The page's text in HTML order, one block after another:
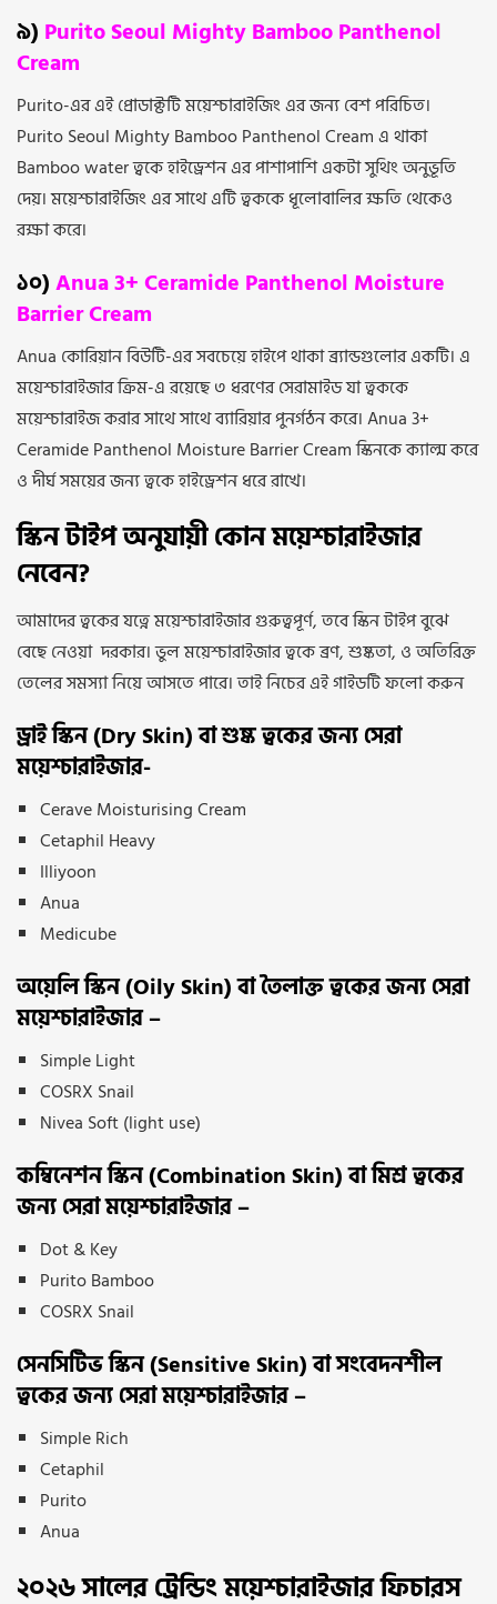
৯) Purito Seoul Mighty Bamboo Panthenol
Cream
Purito-এর এই প্রোডাক্টটি ময়েশ্চারাইজিং এর জন্য বেশ পরিচিত।
Purito Seoul Mighty Bamboo Panthenol Cream এ থাকা
Bamboo water ত্বকে হাইড্রেশন এর পাশাপাশি একটা সুথিং অনুভূতি
দেয়। ময়েশ্চারাইজিং এর সাথে এটি ত্বককে ধূলোবালির ক্ষতি থেকেও
রক্ষা করে।
১০)Anua 3+ Ceramide Panthenol Moisture
Barrier Cream
Anua কোরিয়ান বিউটি-এর সবচেয়ে হাইপে থাকা ব্র্যান্ডগুলোর একটি। এ
ময়েশ্চারাইজার ক্রিম-এ রয়েছে ৩ ধরণের সেরামাইড যা ত্বককে
ময়েশ্চারাইজ করার সাথে সাথে ব্যারিয়ার পুনর্গঠন করে। Anua 3+
Ceramide Panthenol Moisture Barrier Cream স্কিনকে ক্যাল্ম করে
ও দীর্ঘ সময়ের জন্য ত্বকে হাইড্রেশন ধরে রাখে।
স্কিন টাইপ অনুযায়ী কোন ময়েশ্চারাইজার
নেবেন?
আমাদের ত্বকের যত্নে ময়েশ্চারাইজার গুরুত্বপূর্ণ, তবে স্কিন টাইপ বুঝে
বেছে নেওয়া দরকার। ভুল ময়েশ্চারাইজার ত্বকে ব্রণ, শুষ্কতা, ও অতিরিক্ত
তেলের সমস্যা নিয়ে আসতে পারে। তাই নিচের এই গাইডটি ফলো করুন
ড্রাই স্কিন (Dry Skin) বা শুষ্ক ত্বকের জন্য সেরা
ময়েশ্চারাইজার-
Cerave Moisturising Cream
Cetaphil Heavy
Illiyoon
Anua
Medicube
অয়েলি স্কিন (Oily Skin) বা তৈলাক্ত ত্বকের জন্য সেরা
ময়েশ্চারাইজার –
Simple Light
COSRX Snail
Nivea Soft (light use)
কম্বিনেশন স্কিন (Combination Skin) বা মিশ্র ত্বকের
জন্য সেরা ময়েশ্চারাইজার –
Dot & Key
Purito Bamboo
COSRX Snail
সেনসিটিভ স্কিন (Sensitive Skin) বা সংবেদনশীল
ত্বকের জন্য সেরা ময়েশ্চারাইজার –
Simple Rich
Cetaphil
Purito
Anua
২০২৬ সালের ট্রেন্ডিং ময়েশ্চারাইজার ফিচারস